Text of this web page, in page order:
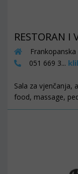
RESTORAN I
051 669 3...
Sala za vjenčanja,
food, massage,